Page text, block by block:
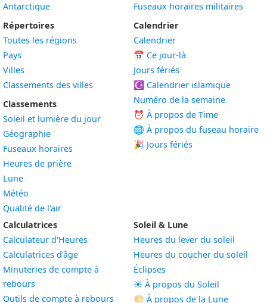
Antarctique
Répertoires
Toutes les régions
Pays
Villes
Classements des villes
Classements
Soleil et lumière du jour
Géographie
Fuseaux horaires
Heures de prière
Lune
Météo
Qualité de l'air
Fuseaux horaires militaires
Calendrier
Calendrier
📅 Ce jour-là
Jours fériés
☪️ Calendrier islamique
Numéro de la semaine
⏰ À propos de Time
🌐 À propos du fuseau horaire
🎉 Jours fériés
Calculatrices
Calculateur d'Heures
Calculatrices d'âge
Minuteries de compte à
rebours
Outils de compte à rebours
Soleil & Lune
Heures du lever du soleil
Heures du coucher du soleil
Éclipses
☀️ À propos du Soleil
🌕 À propos de la Lune